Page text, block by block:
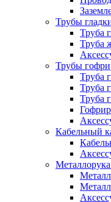
Трубы
Труба
Труба
Трубы
Труба
Труба
Труба
Кабельный